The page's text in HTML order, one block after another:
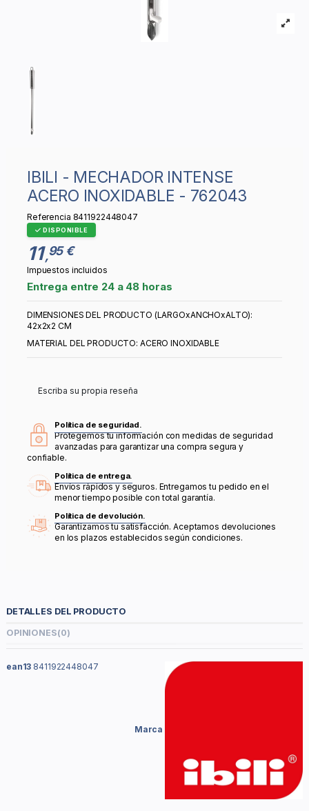
IBILI - MECHADOR INTENSE
ACERO INOXIDABLE - 762043
Referencia 8411922448047
DISPONIBLE
11,95 €
Impuestos incluidos
Entrega entre 24 a 48 horas
DIMENSIONES DEL PRODUCTO (LARGOxANCHOxALTO):
42x2x2 CM
MATERIAL DEL PRODUCTO: ACERO INOXIDABLE
Escriba su propia reseña
Política de seguridad.
Protegemos tu información con medidas de seguridad
avanzadas para garantizar una compra segura y
confiable.
Política de entrega.
Envíos rápidos y seguros. Entregamos tu pedido en el
menor tiempo posible con total garantía.
Política de devolución.
Garantizamos tu satisfacción. Aceptamos devoluciones
en los plazos establecidos según condiciones.
DETALLES DEL PRODUCTO
OPINIONES(0)
Marca
ean13 8411922448047